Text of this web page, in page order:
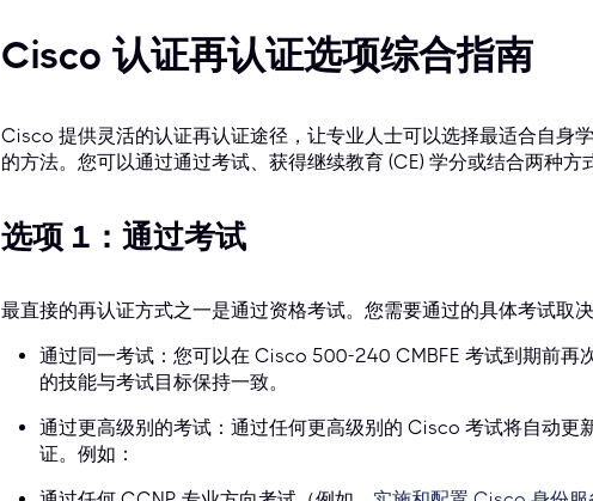
Cisco 认证再认证选项综合指南
Cisco 提供灵活的认证再认证途径，让专业人士可以选择最适合自身
的方法。您可以通过通过考试、获得继续教育 (CE) 学分或结合两种方
选项 1：通过考试
最直接的再认证方式之一是通过资格考试。您需要通过的具体考试取
通过同一考试：您可以在 Cisco 500-240 CMBFE 考试到期前再
的技能与考试目标保持一致。
通过更高级别的考试：通过任何更高级别的 Cisco 考试将自动更
证。例如：